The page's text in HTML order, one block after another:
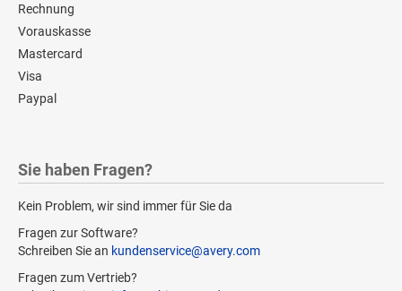
Rechnung
Vorauskasse
Mastercard
Visa
Paypal
Sie haben Fragen?
Kein Problem, wir sind immer für Sie da
Fragen zur Software?
Schreiben Sie an kundenservice@avery.com
Fragen zum Vertrieb?